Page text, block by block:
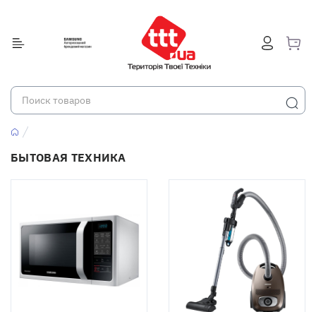
БЫТОВАЯ ТЕХНИКА